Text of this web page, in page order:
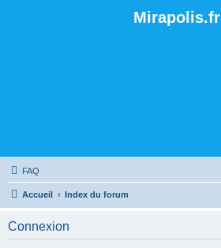
Mirapolis.fr
FAQ
Accueil Index du forum
Connexion